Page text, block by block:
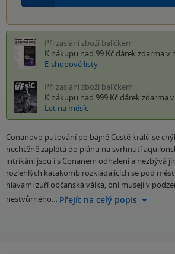
Při zaslání zboží balíčkem
K nákupu nad 99 Kč dárek zdarma v
E-shopové listy
Při zaslání zboží balíčkem
K nákupu nad 999 Kč dárek zdarma
Let na měsíc
Conanovo putování po bájné Cestě králů se
nechtěně zaplétá do plánu na svrhnutí
intrikáni jsou i s Conanem odhaleni a nezbývá
rozlehlých katakomb rozkládajících se pod
hlavami zuří občanská válka, oni musejí v
nestvůrného… Přejít na celý popis